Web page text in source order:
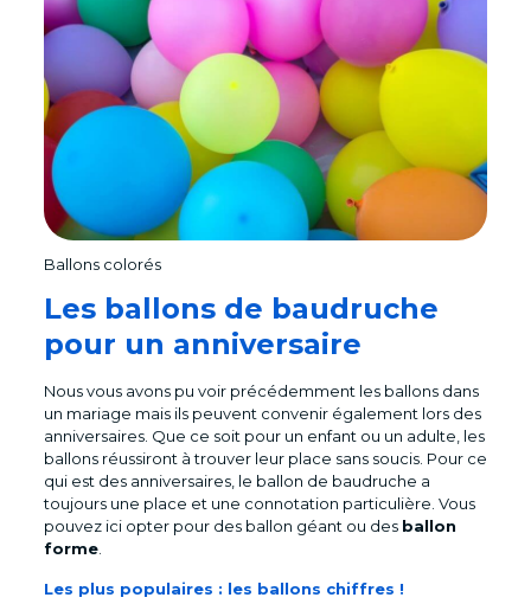
Ballons colorés
Les ballons de baudruche
pour un anniversaire
Nous vous avons pu voir précédemment les ballons dans
un mariage mais ils peuvent convenir également lors des
anniversaires. Que ce soit pour un enfant ou un adulte, les
ballons réussiront à trouver leur place sans soucis. Pour ce
qui est des anniversaires, le ballon de baudruche a
toujours une place et une connotation particulière. Vous
pouvez ici opter pour des ballon géant ou des ballon
forme.
Les plus populaires : les ballons chiffres !